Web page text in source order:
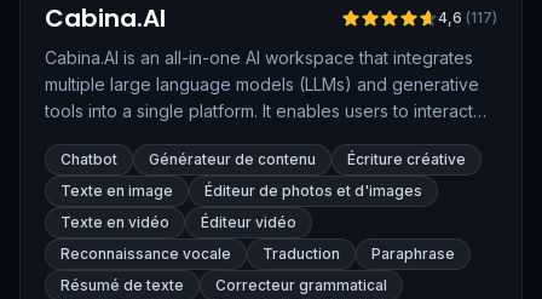
Cabina.AI 4,6 (117)
Cabina.AI is an all-in-one AI workspace that integrates
multiple large language models (LLMs) and generative
tools into a single platform. It enables users to interact
transcribe audio, and more, all within a unified interface.
Chatbot Générateur de contenu
Écriture créative
Texte en image
Éditeur de photos et d'images
Texte en vidéo
Éditeur vidéo
Reconnaissance vocale
Traduction
Paraphrase
Résumé de texte
Correcteur grammatical